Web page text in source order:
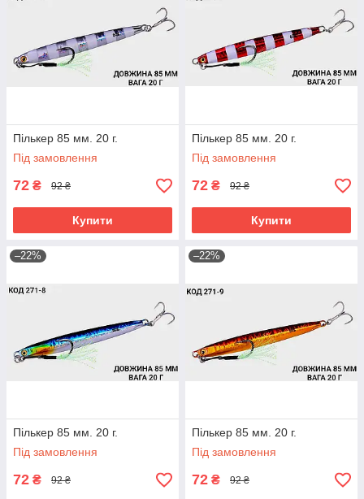
Пількер 85 мм. 20 г.
Під замовлення
72 ₴ 92 ₴
Купити
Пількер 85 мм. 20 г.
Під замовлення
72 ₴ 92 ₴
Купити
–22%
Пількер 85 мм. 20 г.
Під замовлення
72 ₴ 92 ₴
–22%
Пількер 85 мм. 20 г.
Під замовлення
72 ₴ 92 ₴